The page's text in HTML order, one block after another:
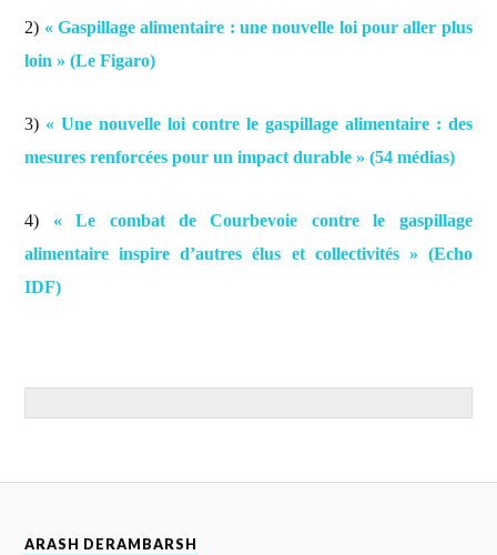
2) « Gaspillage alimentaire : une nouvelle loi pour aller plus
loin » (Le Figaro)
3) « Une nouvelle loi contre le gaspillage alimentaire : des
mesures renforcées pour un impact durable » (54 médias)
4) « Le combat de Courbevoie contre le gaspillage
alimentaire inspire d’autres élus et collectivités » (Echo
IDF)
ARASH DERAMBARSH